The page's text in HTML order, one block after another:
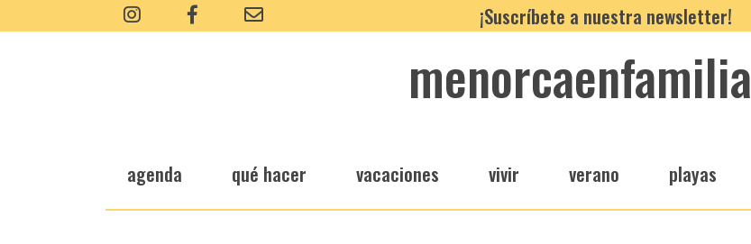
¡Suscríbete a nuestra newsletter!
menorcaenfamilia
agenda qué hacer vacaciones vivir verano playas